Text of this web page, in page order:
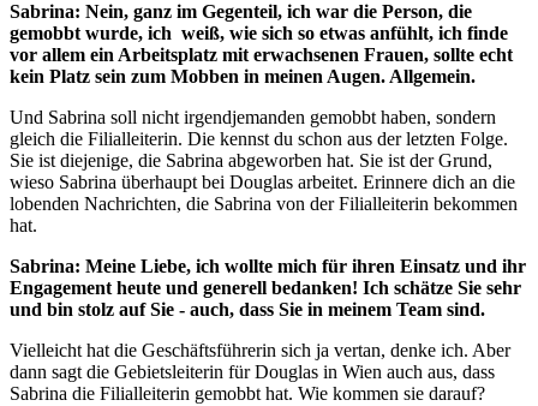
Sabrina: Nein, ganz im Gegenteil, ich war die Person, die
gemobbt wurde, ich weiß, wie sich so etwas anfühlt, ich finde
vor allem ein Arbeitsplatz mit erwachsenen Frauen, sollte echt
kein Platz sein zum Mobben in meinen Augen. Allgemein.
Und Sabrina soll nicht irgendjemanden gemobbt haben, sondern
gleich die Filialleiterin. Die kennst du schon aus der letzten Folge.
Sie ist diejenige, die Sabrina abgeworben hat. Sie ist der Grund,
wieso Sabrina überhaupt bei Douglas arbeitet. Erinnere dich an die
lobenden Nachrichten, die Sabrina von der Filialleiterin bekommen
hat.
Sabrina: Meine Liebe, ich wollte mich für ihren Einsatz und ihr
Engagement heute und generell bedanken! Ich schätze Sie sehr
und bin stolz auf Sie - auch, dass Sie in meinem Team sind.
Vielleicht hat die Geschäftsführerin sich ja vertan, denke ich. Aber
dann sagt die Gebietsleiterin für Douglas in Wien auch aus, dass
Sabrina die Filialleiterin gemobbt hat. Wie kommen sie darauf?